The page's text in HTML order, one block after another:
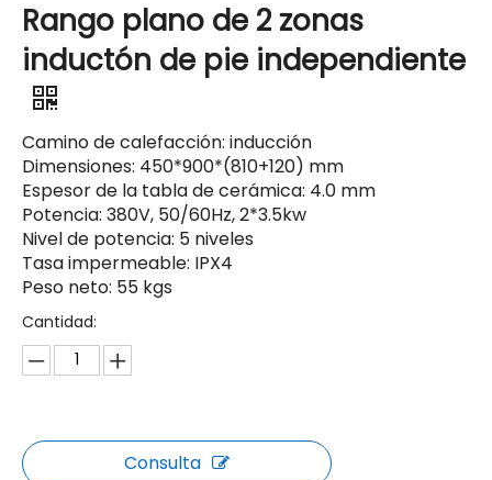
Rango plano de 2 zonas
inductón de pie independiente
Camino de calefacción: inducción
Dimensiones: 450*900*(810+120) mm
Espesor de la tabla de cerámica: 4.0 mm
Potencia: 380V, 50/60Hz, 2*3.5kw
Nivel de potencia: 5 niveles
Tasa impermeable: IPX4
Peso neto: 55 kgs
Cantidad:
Consulta